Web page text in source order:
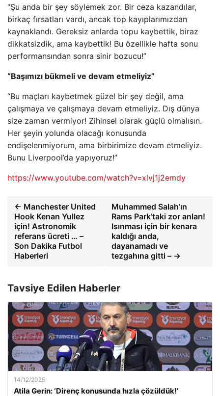
“Şu anda bir şey söylemek zor. Bir ceza kazandılar,
birkaç fırsatları vardı, ancak top kayıplarımızdan
kaynaklandı. Gereksiz anlarda topu kaybettik, biraz
dikkatsizdik, ama kaybettik! Bu özellikle hafta sonu
performansından sonra sinir bozucu!”
“Başımızı bükmeli ve devam etmeliyiz”
“Bu maçları kaybetmek güzel bir şey değil, ama
çalışmaya ve çalışmaya devam etmeliyiz. Dış dünya
size zaman vermiyor! Zihinsel olarak güçlü olmalısın.
Her şeyin yolunda olacağı konusunda
endişelenmiyorum, ama birbirimize devam etmeliyiz.
Bunu Liverpool’da yapıyoruz!”
https://www.youtube.com/watch?v=xlvj1j2emdy
← Manchester United
Hook Kenan Yullez
için! Astronomik
referans ücreti … –
Son Dakika Futbol
Haberleri
Muhammed Salah’ın
Rams Park’taki zor anları!
Isınması için bir kenara
kaldığı anda,
dayanamadı ve
tezgahına gitti – →
Tavsiye Edilen Haberler
14/12/2025
Atila Gerin: ‘Direnç konusunda hızla çözüldük!’